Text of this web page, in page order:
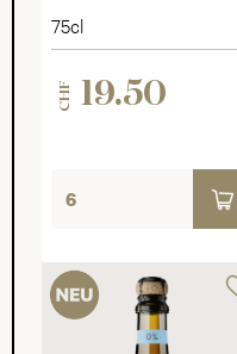
Reserva 2020
75cl
CHF 19.50